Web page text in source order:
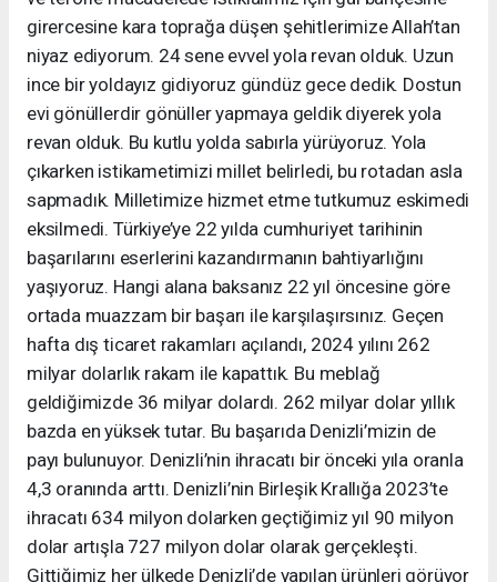
girercesine kara toprağa düşen şehitlerimize Allah’tan
niyaz ediyorum. 24 sene evvel yola revan olduk. Uzun
ince bir yoldayız gidiyoruz gündüz gece dedik. Dostun
evi gönüllerdir gönüller yapmaya geldik diyerek yola
revan olduk. Bu kutlu yolda sabırla yürüyoruz. Yola
çıkarken istikametimizi millet belirledi, bu rotadan asla
sapmadık. Milletimize hizmet etme tutkumuz eskimedi
eksilmedi. Türkiye’ye 22 yılda cumhuriyet tarihinin
başarılarını eserlerini kazandırmanın bahtiyarlığını
yaşıyoruz. Hangi alana baksanız 22 yıl öncesine göre
ortada muazzam bir başarı ile karşılaşırsınız. Geçen
hafta dış ticaret rakamları açılandı, 2024 yılını 262
milyar dolarlık rakam ile kapattık. Bu meblağ
geldiğimizde 36 milyar dolardı. 262 milyar dolar yıllık
bazda en yüksek tutar. Bu başarıda Denizli’mizin de
payı bulunuyor. Denizli’nin ihracatı bir önceki yıla oranla
4,3 oranında arttı. Denizli’nin Birleşik Krallığa 2023’te
ihracatı 634 milyon dolarken geçtiğimiz yıl 90 milyon
dolar artışla 727 milyon dolar olarak gerçekleşti.
Gittiğimiz her ülkede Denizli’de yapılan ürünleri görüyor